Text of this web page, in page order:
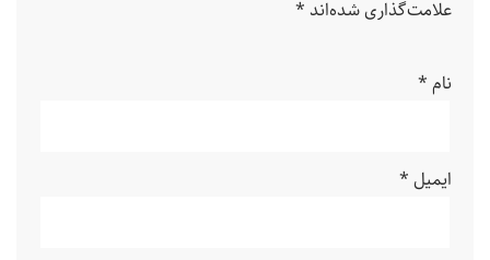
علامت‌گذاری شده‌اند *
نام *
ایمیل *